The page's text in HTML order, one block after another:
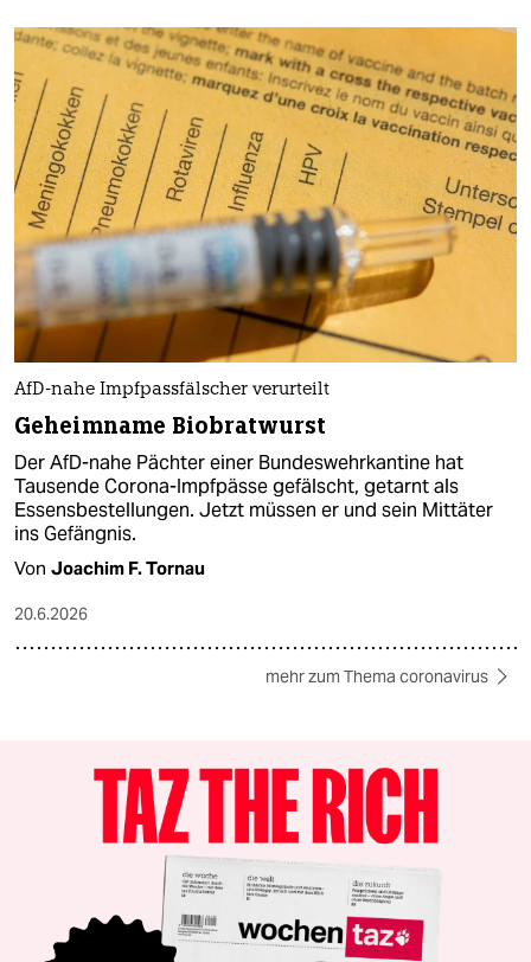
AfD-nahe Impfpassfälscher verurteilt
Geheimname Biobratwurst
Der AfD-nahe Pächter einer Bundeswehrkantine hat
Tausende Corona-Impfpässe gefälscht, getarnt als
Essensbestellungen. Jetzt müssen er und sein Mittäter
ins Gefängnis.
Von Joachim F. Tornau
20.6.2026
mehr zum Thema coronavirus